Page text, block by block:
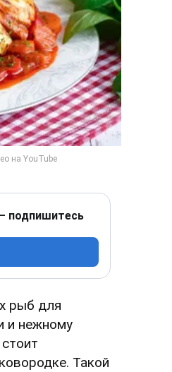
подпишитесь
рыб для
и нежному
Такой